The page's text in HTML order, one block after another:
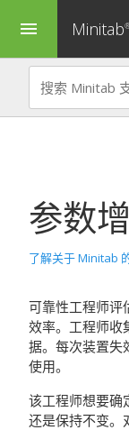
menu Minitab
参数
了解关于 Minitab
可靠性工程师评
效率。工程师收
据。每次装置失
使用。
该工程师想要确
还是保持不变。